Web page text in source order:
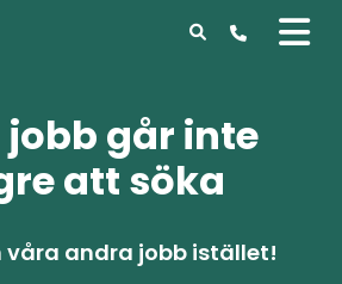
jobb går inte
att söka
våra andra jobb istället!